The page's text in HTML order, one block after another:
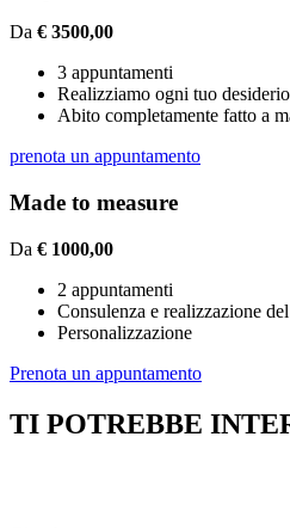
Da € 3500,00
3 appuntamenti
Realizziamo ogni tuo desiderio
Abito completamente fatto a
prenota un appuntamento
Made to measure
Da € 1000,00
2 appuntamenti
Consulenza e realizzazione
Personalizzazione
Prenota un appuntamento
TI POTREBBE